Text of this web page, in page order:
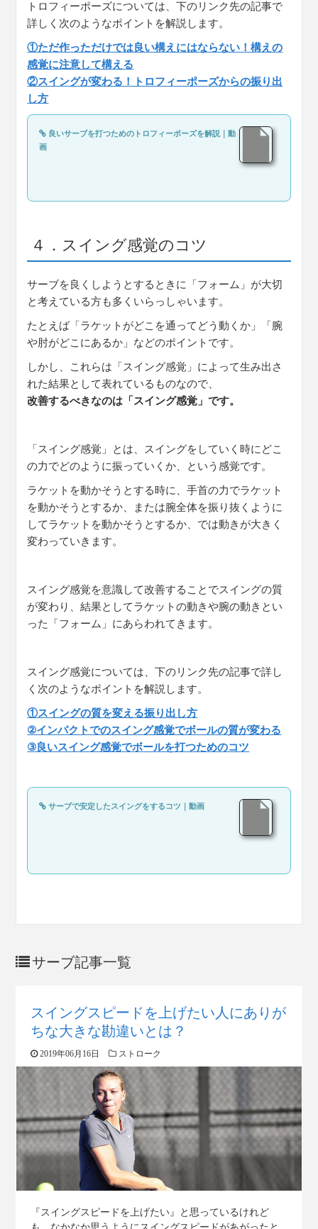
トロフィーポーズについては、下のリンク先の記事で
詳しく次のようなポイントを解説します。
①ただ作っただけでは良い構えにはならない！構えの
感覚に注意して構える
②スイングが変わる！トロフィーポーズからの振り出
し方
良いサーブを打つためのトロフィーポーズを解説｜動
画
４．スイング感覚のコツ
サーブを良くしようとするときに「フォーム」が大切
と考えている方も多くいらっしゃいます。
たとえば「ラケットがどこを通ってどう動くか」「腕
や肘がどこにあるか」などのポイントです。
しかし、これらは「スイング感覚」によって生み出さ
れた結果として表れているものなので、
改善するべきなのは「スイング感覚」です。
「スイング感覚」とは、スイングをしていく時にどこ
の力でどのように振っていくか、という感覚です。
ラケットを動かそうとする時に、手首の力でラケット
を動かそうとするか、または腕全体を振り抜くように
してラケットを動かそうとするか、では動きが大きく
変わっていきます。
スイング感覚を意識して改善することでスイングの質
が変わり、結果としてラケットの動きや腕の動きとい
った「フォーム」にあらわれてきます。
スイング感覚については、下のリンク先の記事で詳し
く次のようなポイントを解説します。
①スイングの質を変える振り出し方
②インパクトでのスイング感覚でボールの質が変わる
③良いスイング感覚でボールを打つためのコツ
サーブで安定したスイングをするコツ｜動画
サーブ記事一覧
スイングスピードを上げたい人にありが
ちな大きな勘違いとは？
2019年06月16日 ストローク
『スイングスピードを上げたい』と思っているけれど